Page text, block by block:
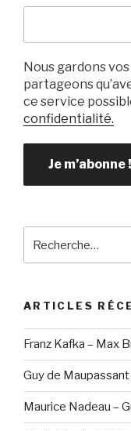
Nous gardons
partageons
ce service
confidentialité.
pour
ARTICLES
Franz Kafka – Max
Guy de
Maurice Nadeau –